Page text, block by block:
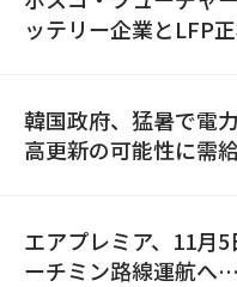
ッテリー企業とLFP
韓国政府、猛暑で電
高更新の可能性に需
エアプレミア、11月
ーチミン路線運航へ